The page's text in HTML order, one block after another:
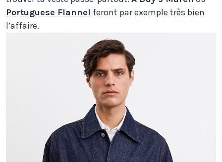
Portuguese Flannel feront par exemple très bien
l’affaire.